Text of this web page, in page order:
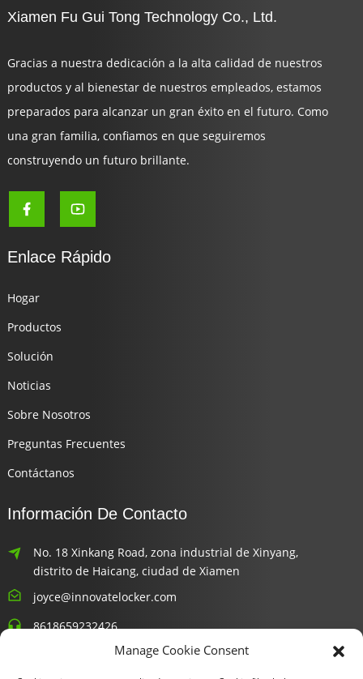
Xiamen Fu Gui Tong Technology Co., Ltd.
Gracias a nuestra dedicación a la alta calidad de nuestros
productos y al bienestar de nuestros empleados, estamos
preparados para alcanzar un gran éxito en el futuro. Como
una gran familia, confiamos en que seguiremos
construyendo un futuro brillante.
Enlace Rápido
Hogar
Productos
Solución
Noticias
Sobre Nosotros
Preguntas Frecuentes
Contáctanos
Información De Contacto
No. 18 Xinkang Road, zona industrial de Xinyang,
distrito de Haicang, ciudad de Xiamen
joyce@innovatelocker.com
8618659232426
Manage Cookie Consent